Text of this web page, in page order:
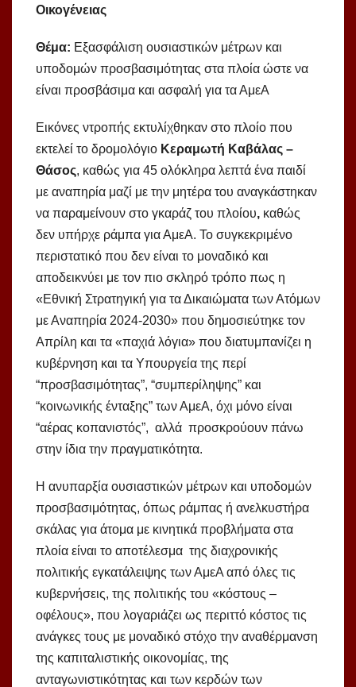
Οικογένειας
Θέμα: Εξασφάλιση ουσιαστικών μέτρων και
υποδομών προσβασιμότητας στα πλοία ώστε να
είναι προσβάσιμα και ασφαλή για τα ΑμεΑ
Εικόνες ντροπής εκτυλίχθηκαν στο πλοίο που
εκτελεί το δρομολόγιο Κεραμωτή Καβάλας –
Θάσος, καθώς για 45 ολόκληρα λεπτά ένα παιδί
με αναπηρία μαζί με την μητέρα του αναγκάστηκαν
να παραμείνουν στο γκαράζ του πλοίου, καθώς
δεν υπήρχε ράμπα για ΑμεΑ. Το συγκεκριμένο
περιστατικό που δεν είναι το μοναδικό και
αποδεικνύει με τον πιο σκληρό τρόπο πως η
«Εθνική Στρατηγική για τα Δικαιώματα των Ατόμων
με Αναπηρία 2024-2030» που δημοσιεύτηκε τον
Απρίλη και τα «παχιά λόγια» που διατυμπανίζει η
κυβέρνηση και τα Υπουργεία της περί
“προσβασιμότητας”, “συμπερίληψης” και
“κοινωνικής ένταξης” των ΑμεΑ, όχι μόνο είναι
“αέρας κοπανιστός”, αλλά προσκρούουν πάνω
στην ίδια την πραγματικότητα.
Η ανυπαρξία ουσιαστικών μέτρων και υποδομών
προσβασιμότητας, όπως ράμπας ή ανελκυστήρα
σκάλας για άτομα με κινητικά προβλήματα στα
πλοία είναι το αποτέλεσμα της διαχρονικής
πολιτικής εγκατάλειψης των ΑμεΑ από όλες τις
κυβερνήσεις, της πολιτικής του «κόστους –
οφέλους», που λογαριάζει ως περιττό κόστος τις
ανάγκες τους με μοναδικό στόχο την αναθέρμανση
της καπιταλιστικής οικονομίας, της
ανταγωνιστικότητας και των κερδών των